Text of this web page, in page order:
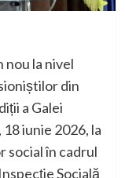
nou la nivel
din
a Galei
iunie 2026, la
social în cadrul
Socială